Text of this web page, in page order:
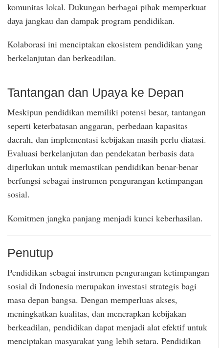
komunitas lokal. Dukungan berbagai pihak memperkuat
daya jangkau dan dampak program pendidikan.
Kolaborasi ini menciptakan ekosistem pendidikan yang
berkelanjutan dan berkeadilan.
Tantangan dan Upaya ke Depan
Meskipun pendidikan memiliki potensi besar, tantangan
seperti keterbatasan anggaran, perbedaan kapasitas
daerah, dan implementasi kebijakan masih perlu diatasi.
Evaluasi berkelanjutan dan pendekatan berbasis data
diperlukan untuk memastikan pendidikan benar-benar
berfungsi sebagai instrumen pengurangan ketimpangan
sosial.
Komitmen jangka panjang menjadi kunci keberhasilan.
Penutup
Pendidikan sebagai instrumen pengurangan ketimpangan
sosial di Indonesia merupakan investasi strategis bagi
masa depan bangsa. Dengan memperluas akses,
meningkatkan kualitas, dan menerapkan kebijakan
berkeadilan, pendidikan dapat menjadi alat efektif untuk
menciptakan masyarakat yang lebih setara. Pendidikan